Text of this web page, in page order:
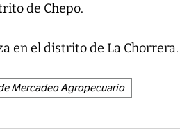
de Chepo.
en el distrito de La Chorrera.
Mercadeo Agropecuario